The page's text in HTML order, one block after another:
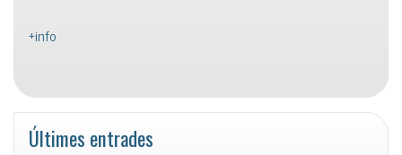
+info
Últimes entrades